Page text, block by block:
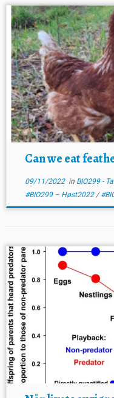
Can we eat
09/11/2022in BIO299 -
#BIO299 – Høst2022/